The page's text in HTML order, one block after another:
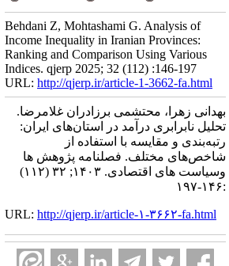
Behdani Z, Mohtashami G. Analysis of
Income Inequality in Iranian Provinces:
Ranking and Comparison Using Various
Indices. qjerp 2025; 32 (112) :146-197
URL: http://qjerp.ir/article-1-3662-fa.html
بهدانی زهرا، محتشمی برزادران غلامرضا.
تحلیل نابرابری درآمد در استان‌های ایران:
رتبه‌بندی و مقایسه با استفاده از
شاخص‌های مختلف. فصلنامه پژوهش ها
وسیاست های اقتصادی. ۱۴۰۳; ۳۲ (۱۱۲)
:۱۴۶-۱۹۷
URL: http://qjerp.ir/article-۱-۳۶۶۲-fa.html